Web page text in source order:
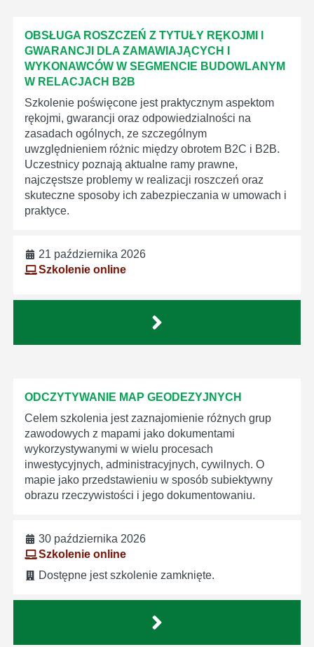
OBSŁUGA ROSZCZEŃ Z TYTUŁY RĘKOJMI I
GWARANCJI DLA ZAMAWIAJĄCYCH I
WYKONAWCÓW W SEGMENCIE BUDOWLANYM
W RELACJACH B2B
Szkolenie poświęcone jest praktycznym aspektom
rękojmi, gwarancji oraz odpowiedzialności na
zasadach ogólnych, ze szczególnym
uwzględnieniem różnic między obrotem B2C i B2B.
Uczestnicy poznają aktualne ramy prawne,
najczęstsze problemy w realizacji roszczeń oraz
skuteczne sposoby ich zabezpieczania w umowach i
praktyce.
21 października 2026
Szkolenie online
ODCZYTYWANIE MAP GEODEZYJNYCH
Celem szkolenia jest zaznajomienie różnych grup
zawodowych z mapami jako dokumentami
wykorzystywanymi w wielu procesach
inwestycyjnych, administracyjnych, cywilnych. O
mapie jako przedstawieniu w sposób subiektywny
obrazu rzeczywistości i jego dokumentowaniu.
30 października 2026
Szkolenie online
Dostępne jest szkolenie zamknięte.